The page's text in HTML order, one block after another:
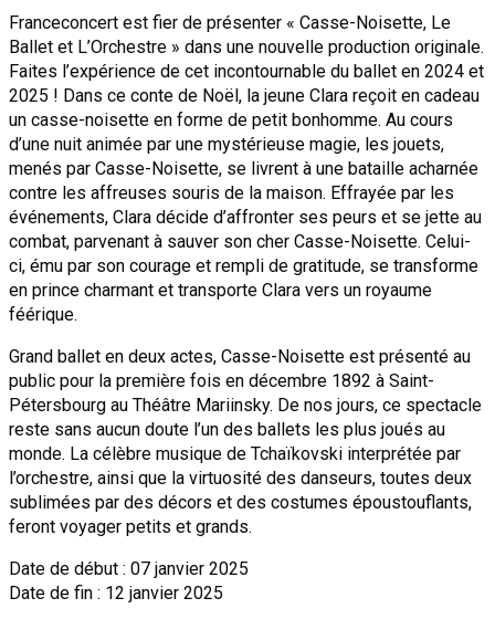
Franceconcert est fier de présenter « Casse-Noisette, Le
Ballet et L’Orchestre » dans une nouvelle production originale.
Faites l’expérience de cet incontournable du ballet en 2024 et
2025 ! Dans ce conte de Noël, la jeune Clara reçoit en cadeau
un casse-noisette en forme de petit bonhomme. Au cours
d’une nuit animée par une mystérieuse magie, les jouets,
menés par Casse-Noisette, se livrent à une bataille acharnée
contre les affreuses souris de la maison. Effrayée par les
événements, Clara décide d’affronter ses peurs et se jette au
combat, parvenant à sauver son cher Casse-Noisette. Celui-
ci, ému par son courage et rempli de gratitude, se transforme
en prince charmant et transporte Clara vers un royaume
féérique.
Grand ballet en deux actes, Casse-Noisette est présenté au
public pour la première fois en décembre 1892 à Saint-
Pétersbourg au Théâtre Mariinsky. De nos jours, ce spectacle
reste sans aucun doute l’un des ballets les plus joués au
monde. La célèbre musique de Tchaïkovski interprétée par
l’orchestre, ainsi que la virtuosité des danseurs, toutes deux
sublimées par des décors et des costumes époustouflants,
feront voyager petits et grands.
Date de début : 07 janvier 2025
Date de fin : 12 janvier 2025